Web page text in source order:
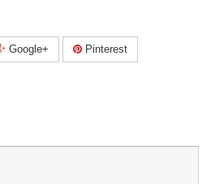
Google+ Pinterest